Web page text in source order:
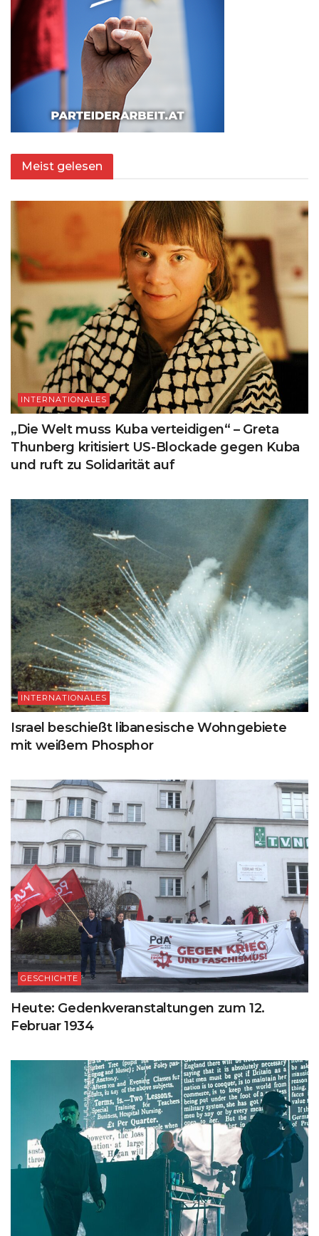
Meist gelesen
INTERNATIONALES
„Die Welt muss Kuba verteidigen“ – Greta
Thunberg kritisiert US-Blockade gegen Kuba
und ruft zu Solidarität auf
INTERNATIONALES
Israel beschießt libanesische Wohngebiete
mit weißem Phosphor
GESCHICHTE
Heute: Gedenkveranstaltungen zum 12.
Februar 1934